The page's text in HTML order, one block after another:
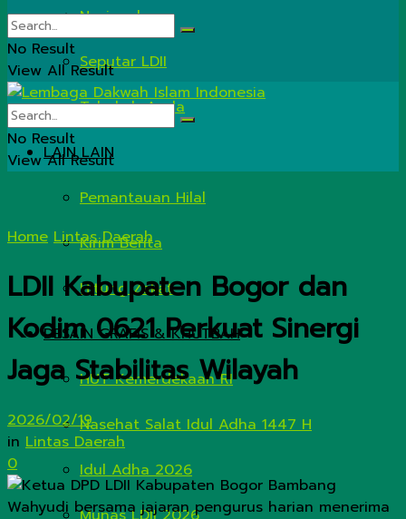
Nasional
Seputar LDII
Tahukah Anda
LAIN LAIN
Pemantauan Hilal
Kirim Berita
Hitung Zakat
DESAIN GRAFIS & KHUTBAH
HUT Kemerdekaan RI
Nasehat Salat Idul Adha 1447 H
Idul Adha 2026
No Result
View All Result
No Result
View All Result
Home Lintas Daerah
LDII Kabupaten Bogor dan
Kodim 0621 Perkuat Sinergi
Jaga Stabilitas Wilayah
2026/02/19
in Lintas Daerah
0